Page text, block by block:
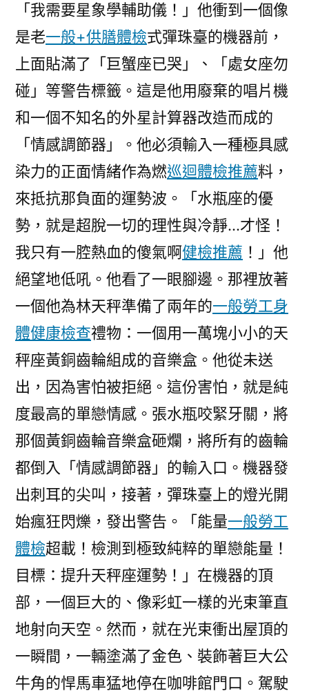
「我需要星象學輔助儀！」他衝到一個像
是老一般+供膳體檢式彈珠臺的機器前，
上面貼滿了「巨蟹座已哭」、「處女座勿
碰」等警告標籤。這是他用廢棄的唱片機
和一個不知名的外星計算器改造而成的
「情感調節器」。他必須輸入一種極具感
染力的正面情緒作為燃巡迴體檢推薦料，
來抵抗那負面的運勢波。「水瓶座的優
勢，就是超脫一切的理性與冷靜…才怪！
我只有一腔熱血的傻氣啊健檢推薦 ！」他
絕望地低吼。他看了一眼腳邊。那裡放著
一個他為林天秤準備了兩年的一般勞工身
體健康檢查禮物：一個用一萬塊小小的天
秤座黃銅齒輪組成的音樂盒。他從未送
出，因為害怕被拒絕。這份害怕，就是純
度最高的單戀情感。張水瓶咬緊牙關，將
那個黃銅齒輪音樂盒砸爛，將所有的齒輪
都倒入「情感調節器」的輸入口。機器發
出刺耳的尖叫，接著，彈珠臺上的燈光開
始瘋狂閃爍，發出警告。「能量一般勞工
體檢超載！檢測到極致純粹的單戀能量！
目標：提升天秤座運勢！」在機器的頂
部，一個巨大的、像彩虹一樣的光束筆直
地射向天空。然而，就在光束衝出屋頂的
一瞬間，一輛塗滿了金色、裝飾著巨大公
牛角的悍馬車猛地停在咖啡館門口。駕駛